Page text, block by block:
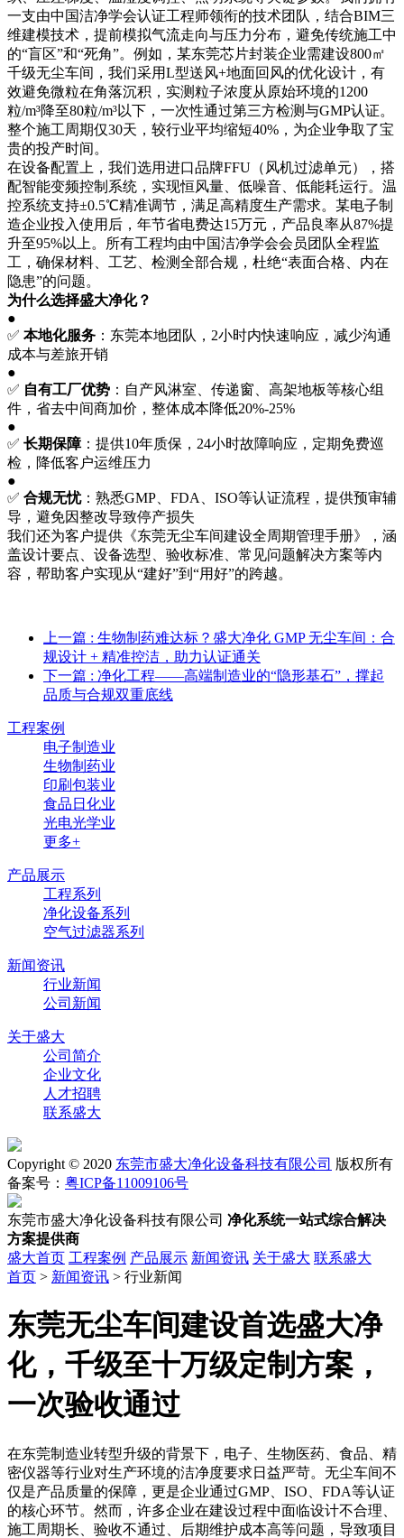
一支由中国洁净学会认证工程师领衔的技术团队，结合BIM三
维建模技术，提前模拟气流走向与压力分布，避免传统施工中
的“盲区”和“死角”。例如，某东莞芯片封装企业需建设800㎡
千级无尘车间，我们采用L型送风+地面回风的优化设计，有
效避免微粒在角落沉积，实测粒子浓度从原始环境的1200
粒/m³降至80粒/m³以下，一次性通过第三方检测与GMP认证。
整个施工周期仅30天，较行业平均缩短40%，为企业争取了宝
贵的投产时间。
在设备配置上，我们选用进口品牌FFU（风机过滤单元），搭
配智能变频控制系统，实现恒风量、低噪音、低能耗运行。温
控系统支持±0.5℃精准调节，满足高精度生产需求。某电子制
造企业投入使用后，年节省电费达15万元，产品良率从87%提
升至95%以上。所有工程均由中国洁净学会会员团队全程监
工，确保材料、工艺、检测全部合规，杜绝“表面合格、内在
隐患”的问题。
为什么选择盛大净化？
●
✅ 本地化服务 ：东莞本地团队，2小时内快速响应，减少沟通
成本与差旅开销
●
✅ 自有工厂优势 ：自产风淋室、传递窗、高架地板等核心组
件，省去中间商加价，整体成本降低20%-25%
●
✅ 长期保障：提供10年质保，24小时故障响应，定期免费巡
检，降低客户运维压力
●
✅ 合规无忧：熟悉GMP、FDA、ISO等认证流程，提供预审辅
导，避免因整改导致停产损失
我们还为客户提供《东莞无尘车间建设全周期管理手册》，涵
盖设计要点、设备选型、验收标准、常见问题解决方案等内
容，帮助客户实现从“建好”到“用好”的跨越。
上一篇 : 生物制药难达标？盛大净化 GMP 无尘车间：合
规设计 + 精准控洁，助力认证通关
下一篇 : 净化工程——高端制造业的“隐形基石”，撑起
品质与合规双重底线
工程案例
电子制造业
生物制药业
印刷包装业
食品日化业
光电光学业
更多+
产品展示
工程系列
净化设备系列
空气过滤器系列
新闻资讯
行业新闻
公司新闻
关于盛大
公司简介
企业文化
人才招聘
联系盛大
Copyright © 2020 东莞市盛大净化设备科技有限公司 版权所有
备案号： 粤ICP备11009106号
东莞市盛大净化设备科技有限公司 净化系统一站式综合解决
方案提供商
盛大首页 工程案例 产品展示 新闻资讯 关于盛大 联系盛大
首页 > 新闻资讯 > 行业新闻
东莞无尘车间建设首选盛大净
化，千级至十万级定制方案，
一次验收通过
在东莞制造业转型升级的背景下，电子、生物医药、食品、精
密仪器等行业对生产环境的洁净度要求日益严苛。无尘车间不
仅是产品质量的保障，更是企业通过GMP、ISO、FDA等认证
的核心环节。然而，许多企业在建设过程中面临设计不合理、
施工周期长、验收不通过、后期维护成本高等问题，导致项目